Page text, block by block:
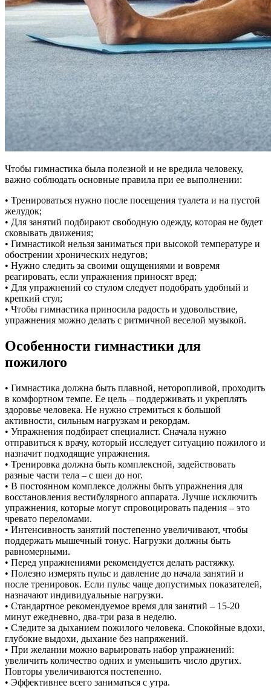
Чтобы гимнастика была полезной и не вредила человеку,
важно соблюдать основные правила при ее выполнении:
• Тренироваться нужно после посещения туалета и на пустой
желудок;
• Для занятий подбирают свободную одежду, которая не будет
сковывать движения;
• Гимнастикой нельзя заниматься при высокой температуре и
обострении хронических недугов;
• Нужно следить за своими ощущениями и вовремя
реагировать, если упражнения приносят вред;
• Для упражнений со стулом следует подобрать удобный и
крепкий стул;
• Чтобы гимнастика приносила радость и удовольствие,
упражнения можно делать с ритмичной веселой музыкой.
Особенности гимнастики для
пожилого
• Гимнастика должна быть плавной, неторопливой, проходить
в комфортном темпе. Ее цель – поддерживать и укреплять
здоровье человека. Не нужно стремиться к большой
активности, сильным нагрузкам и рекордам.
• Упражнения подбирает специалист. Сначала нужно
отправиться к врачу, который исследует ситуацию пожилого и
назначит подходящие упражнения.
• Тренировка должна быть комплексной, задействовать
разные части тела – с шеи до ног.
• В постоянном комплексе должны быть упражнения для
восстановления вестибулярного аппарата. Лучше исключить
упражнения, которые могут спровоцировать падения – это
чревато переломами.
• Интенсивность занятий постепенно увеличивают, чтобы
поддержать мышечный тонус. Нагрузки должны быть
равномерными.
• Перед упражнениями рекомендуется делать растяжку.
• Полезно измерять пульс и давление до начала занятий и
после тренировок. Если пульс чаще допустимых показателей,
назначают индивидуальные нагрузки.
• Стандартное рекомендуемое время для занятий – 15-20
минут ежедневно, два-три раза в неделю.
• Следите за дыханием пожилого человека. Спокойные вдохи,
глубокие выдохи, дыхание без напряжений.
• При желании можно варьировать набор упражнений:
увеличить количество одних и уменьшить число других.
Повторы увеличиваются постепенно.
• Эффективнее всего заниматься с утра.